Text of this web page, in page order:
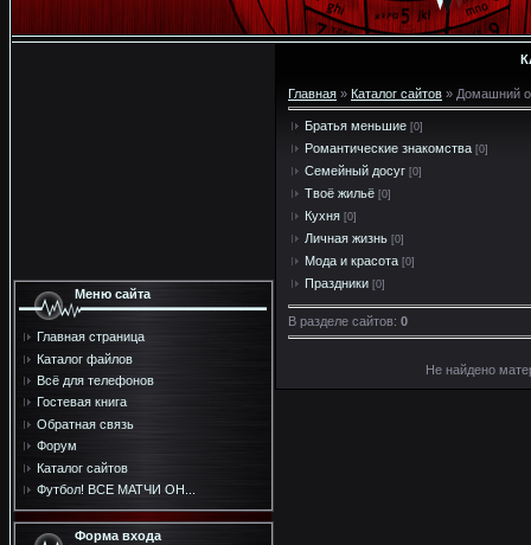
Меню сайта
Главная страница
Каталог файлов
Всё для телефонов
Гостевая книга
Обратная связь
Форум
Каталог сайтов
Футбол! ВСЕ МАТЧИ ОН...
Форма входа
Главная » Каталог сайтов » Домашний
Братья меньшие [0]
Романтические знакомства [0]
Семейный досуг [0]
Твоё жильё [0]
Кухня [0]
Личная жизнь [0]
Мода и красота [0]
Праздники [0]
В разделе сайтов: 0
Не найдено